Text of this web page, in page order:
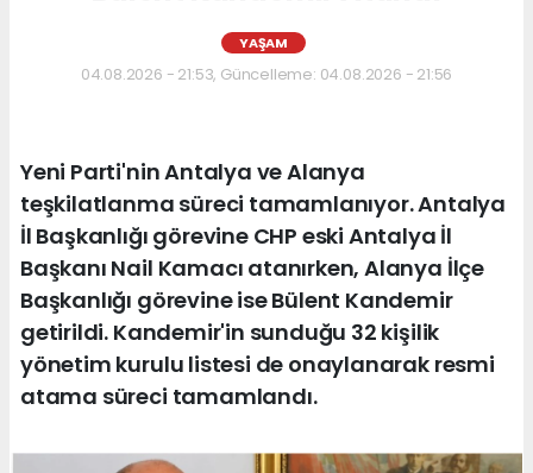
YAŞAM
04.08.2026 - 21:53, Güncelleme: 04.08.2026 - 21:56
Yeni Parti'nin Antalya ve Alanya
teşkilatlanma süreci tamamlanıyor. Antalya
İl Başkanlığı görevine CHP eski Antalya İl
Başkanı Nail Kamacı atanırken, Alanya İlçe
Başkanlığı görevine ise Bülent Kandemir
getirildi. Kandemir'in sunduğu 32 kişilik
yönetim kurulu listesi de onaylanarak resmi
atama süreci tamamlandı.